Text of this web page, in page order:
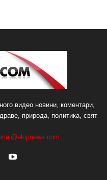
видео новини, коментари,
природа, политика, свят